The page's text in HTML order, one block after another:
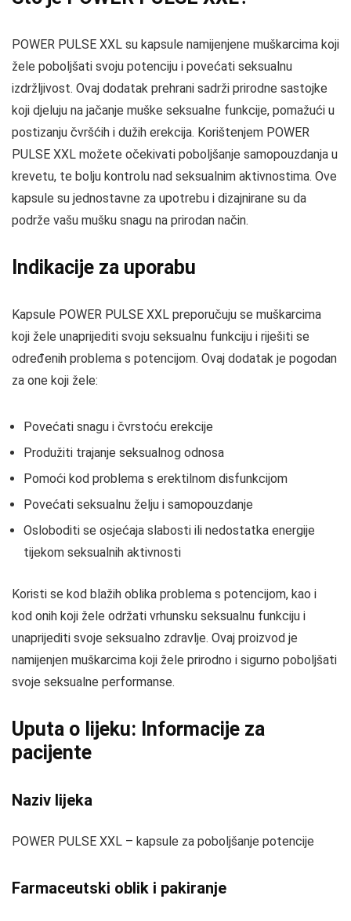
POWER PULSE XXL su kapsule namijenjene muškarcima koji
žele poboljšati svoju potenciju i povećati seksualnu
izdržljivost. Ovaj dodatak prehrani sadrži prirodne sastojke
koji djeluju na jačanje muške seksualne funkcije, pomažući u
postizanju čvršćih i dužih erekcija. Korištenjem POWER
PULSE XXL možete očekivati poboljšanje samopouzdanja u
krevetu, te bolju kontrolu nad seksualnim aktivnostima. Ove
kapsule su jednostavne za upotrebu i dizajnirane su da
podrže vašu mušku snagu na prirodan način.
Indikacije za uporabu
Kapsule POWER PULSE XXL preporučuju se muškarcima
koji žele unaprijediti svoju seksualnu funkciju i riješiti se
određenih problema s potencijom. Ovaj dodatak je pogodan
za one koji žele:
Povećati snagu i čvrstoću erekcije
Produžiti trajanje seksualnog odnosa
Pomoći kod problema s erektilnom disfunkcijom
Povećati seksualnu želju i samopouzdanje
Osloboditi se osjećaja slabosti ili nedostatka energije
tijekom seksualnih aktivnosti
Koristi se kod blažih oblika problema s potencijom, kao i
kod onih koji žele održati vrhunsku seksualnu funkciju i
unaprijediti svoje seksualno zdravlje. Ovaj proizvod je
namijenjen muškarcima koji žele prirodno i sigurno poboljšati
svoje seksualne performanse.
Uputa o lijeku: Informacije za
pacijente
Naziv lijeka
POWER PULSE XXL – kapsule za poboljšanje potencije
Farmaceutski oblik i pakiranje